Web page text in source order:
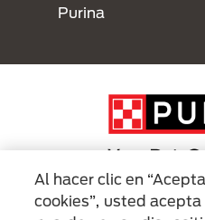
Purina
Menu Footer
Al hacer clic en
cookies”, usted